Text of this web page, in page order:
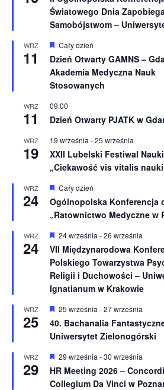
r
ó
ż
n
o
n
e
Światowego Dnia
Samobójstwom –
WRZ
11
W
y
r
ó
ż
n
o
n
Cały dzień
Dzień Otwarty GAMNS –
Akademia Medyczna Nauk
Stosowanych
WRZ
11
09:00
Dzień Otwarty PJATK w
WRZ
19
19 września -25 września
XXII Lubelski Festiwal Nauki
„Ciekawość vis vitalis
WRZ
24
W
r
ó
n
i
o
n
e
Cały dzień
Ogólnopolska Konferencja
„Ratownictwo Medyczne w
WRZ
24
W
y
r
ó
ż
n
i
n
e
24 września -26 września
VII Międzynarodowa
Polskiego Towarzystwa
Religii i Duchowości –
Ignatianum w Krakowie
WRZ
25
W
r
ó
n
i
o
n
25 września -27 września
40. Bachanalia
Uniwersytet Zielonogórski
WRZ
29
W
y
r
ó
29 września -30 września
HR Meeting 2026 –
Collegium Da Vinci w